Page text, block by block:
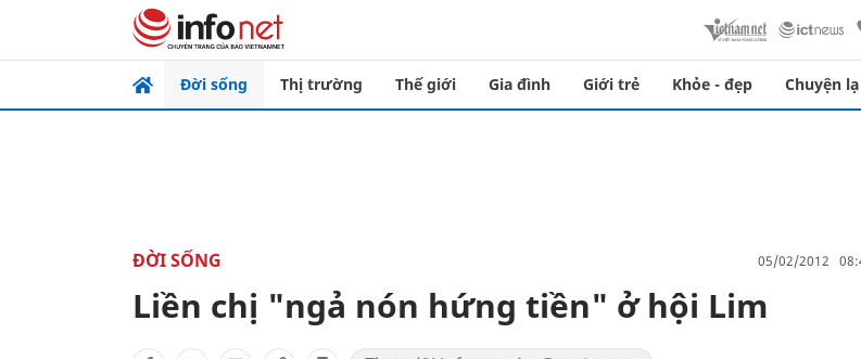
Đời sống Thị trường Thế giới Gia đình Giới trẻ Khỏe - đẹp Chuyện lạ
ĐỜI SỐNG 05/02/2012
Liền chị "ngả nón hứng tiền" ở hội Lim